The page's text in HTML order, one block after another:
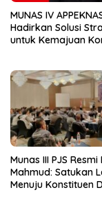
MUNAS IV
Hadirkan Solusi
untuk Kemajuan
Munas III PJS
Mahmud: Satukan
Menuju Konstituen